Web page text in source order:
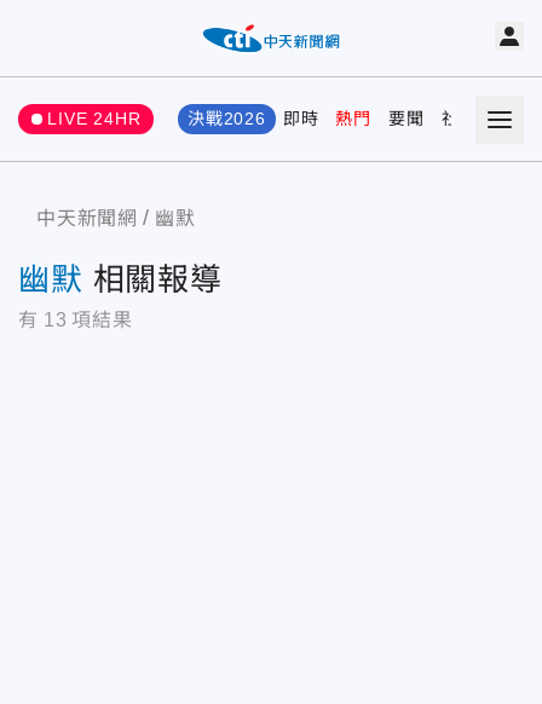
LIVE 24HR 決戰2026 即時 熱門 要聞 社會 娛樂
中天新聞網 幽默
幽默 相關報導
有 13 項結果